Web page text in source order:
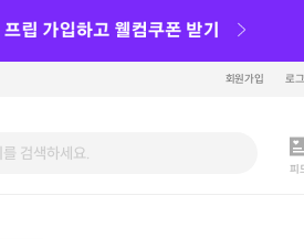
회원가입 로
피